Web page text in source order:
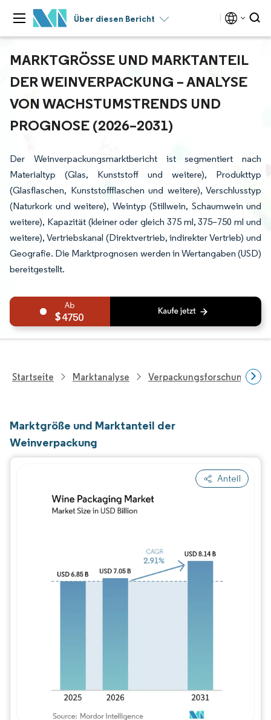
Über diesen Bericht
MARKTGRÖSSE UND MARKTANTEIL D
ER WEINVERPACKUNG – ANALYSE V
ON WACHSTUMSTRENDS UND P
ROGNOSE (2026–2031)
Der Weinverpackungsmarktbericht ist segmentiert nach
Materialtyp (Glas, Kunststoff und weitere), Produkttyp
(Glasflaschen, Kunststoffflaschen und weitere), Verschlusstyp
(Naturkork und weitere), Weintyp (Stillwein, Schaumwein und
weitere), Kapazität (kleiner oder gleich 375 ml, 375–750 ml und
weitere), Vertriebskanal (Direktvertrieb, indirekter Vertrieb) und
Geografie. Die Marktprognosen werden in Wertangaben (USD)
bereitgestellt.
4750
Startseite Marktanalyse Verpackungsforschung
Marktgröße und Marktanteil der
Weinverpackung
Anteil